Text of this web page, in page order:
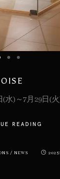
水)～7月29日(
READING
/NEWS